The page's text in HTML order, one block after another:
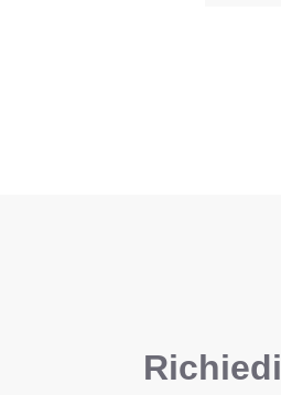
Richiedi